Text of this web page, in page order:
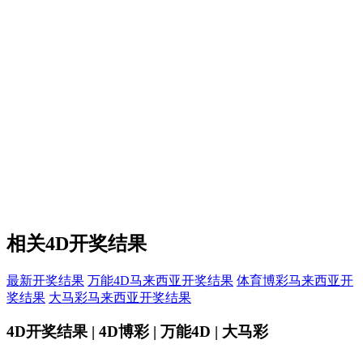
相关4D开奖结果
最新开奖结果 万能4D马来西亚开奖结果 体育博彩马来西亚开
奖结果 大马彩马来西亚开奖结果
4D开奖结果 | 4D博彩 | 万能4D | 大马彩